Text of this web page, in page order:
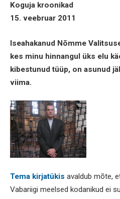
Koguja kroonikad
15. veebruar 2011
Iseahakanud Nõmme
kes minu hinnangul üks elu
kibestunud tüüp, on asunud
viima.
Tema kirjatükis avaldub mõte,
Vabariigi meelsed kodanikud ei